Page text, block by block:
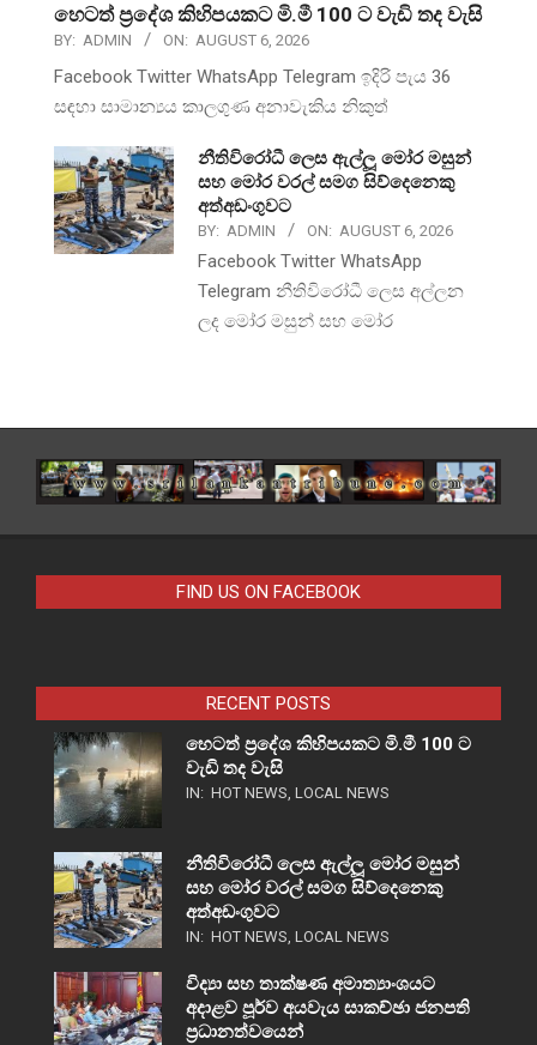
හෙටත් ප්‍රදේශ කිහිපයකට මි.මී 100 ට වැඩි තද වැසි
BY: ADMIN ON: AUGUST 6, 2026
Facebook Twitter WhatsApp Telegram ඉදිරි පැය 36
සඳහා සාමාන්‍යය කාලගුණ අනාවැකිය නිකුත්
නීතිවිරෝධී ලෙස ඇල්ලූ මෝර මසුන්
සහ මෝර වරල් සමග සිව්දෙනෙකු
අත්අඩංගුවට
BY: ADMIN ON: AUGUST 6, 2026
Facebook Twitter WhatsApp
Telegram නීතිවිරෝධී ලෙස අල්ලන
ලද මෝර මසුන් සහ මෝර
FIND US ON FACEBOOK
RECENT POSTS
හෙටත් ප්‍රදේශ කිහිපයකට මි.මී 100 ට
වැඩි තද වැසි
IN: HOT NEWS, LOCAL NEWS
නීතිවිරෝධී ලෙස ඇල්ලූ මෝර මසුන්
සහ මෝර වරල් සමග සිව්දෙනෙකු
අත්අඩංගුවට
IN: HOT NEWS, LOCAL NEWS
විද්‍යා සහ තාක්ෂණ අමාත්‍යාංශයට
අදාළව පූර්ව අයවැය සාකච්ඡා ජනපති
ප්‍රධානත්වයෙන්